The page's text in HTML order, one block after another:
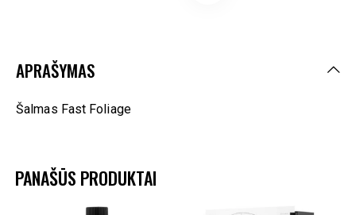
APRAŠYMAS
Šalmas Fast Foliage
PANAŠŪS PRODUKTAI